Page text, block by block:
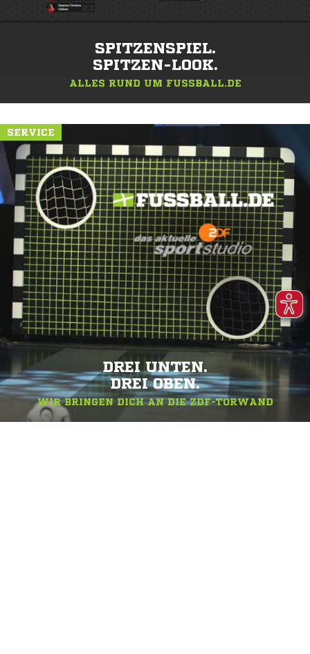
SPITZENSPIEL.
SPITZEN-LOOK.
ALLES RUND UM FUSSBALL.DE
SERVICE
DREI UNTEN.
DREI OBEN.
WIR BRINGEN DICH AN DIE ZDF-TORWAND